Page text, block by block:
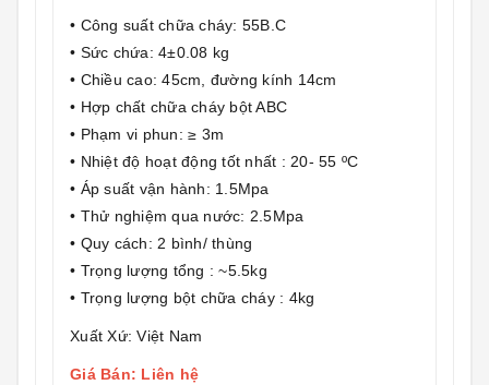
• Công suất chữa cháy: 55B.C
• Sức chứa: 4±0.08 kg
• Chiều cao: 45cm, đường kính 14cm
• Hợp chất chữa cháy bột ABC
• Phạm vi phun: ≥ 3m
• Nhiệt độ hoạt động tốt nhất : 20- 55 ºC
• Áp suất vận hành: 1.5Mpa
• Thử nghiệm qua nước: 2.5Mpa
• Quy cách: 2 bình/ thùng
• Trọng lượng tổng : ~5.5kg
• Trọng lượng bột chữa cháy : 4kg
Xuất Xứ: Việt Nam
Giá Bán: Liên hệ